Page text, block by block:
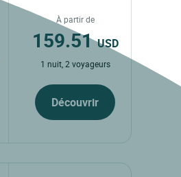
À partir de
159.51USD
1 nuit, 2 voyageurs
Découvrir